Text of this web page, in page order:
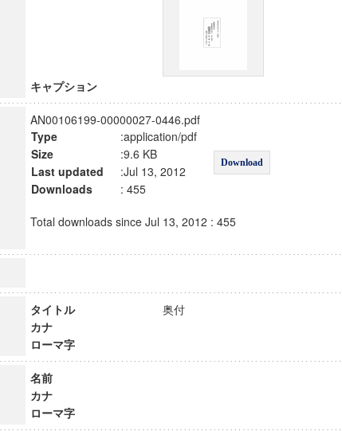
キャプション
AN00106199-00000027-0446.pdf
Type
:application/pdf
Download
Size
:9.6 KB
Last updated
:Jul 13, 2012
Downloads
: 455
Total downloads since Jul 13, 2012 : 455
タイトル
奥付
カナ
ローマ字
名前
カナ
ローマ字